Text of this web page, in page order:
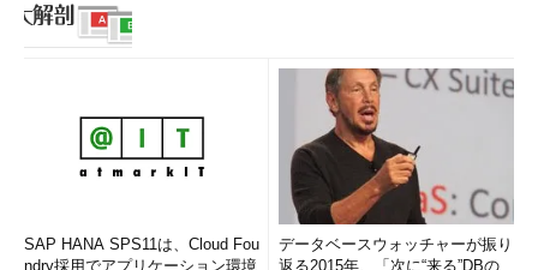
SAP HANA SPS11は、Cloud Fou
ndry採用でアプリケーション環境
データベースウォッチャーが振り
返る2015年、「次に“来る”DBの